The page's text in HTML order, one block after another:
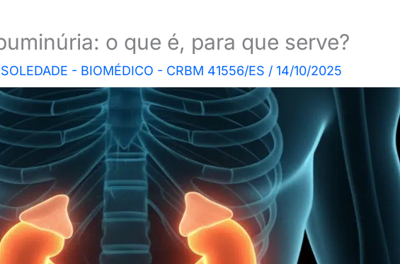
o que é, para que serve?
- BIOMÉDICO - CRBM 41556/ES / 14/10/2025